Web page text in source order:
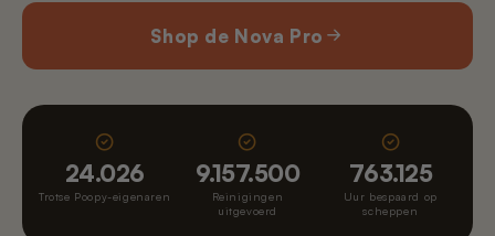
Shop de Nova Pro
24.026
Trotse Poopy-eigenaren
9.157.500
Reinigingen
uitgevoerd
763.125
Uur bespaard op
scheppen